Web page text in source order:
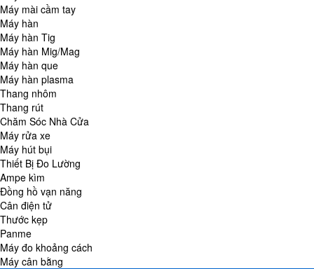
Máy mài cầm tay
Máy hàn
Máy hàn Tig
Máy hàn Mig/Mag
Máy hàn que
Máy hàn plasma
Thang nhôm
Thang rút
Chăm Sóc Nhà Cửa
Máy rửa xe
Máy hút bụi
Thiết Bị Đo Lường
Ampe kìm
Đồng hồ vạn năng
Cân điện tử
Thước kẹp
Panme
Máy đo khoảng cách
Máy cân bằng